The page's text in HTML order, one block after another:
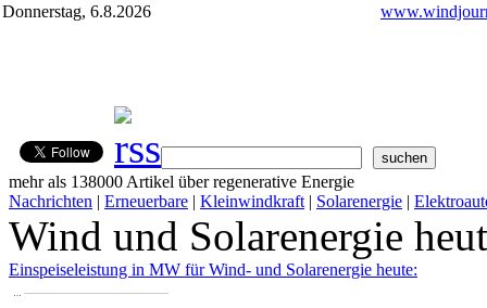
Donnerstag, 6.8.2026
mehr als 138000 Artikel über regenerative Energie
Nachrichten | Erneuerbare | Kleinwindkraft | Solarenergie |
Wind und Solarenergie
Einspeiseleistung in MW für Wind- und Solarenergie heute:
…